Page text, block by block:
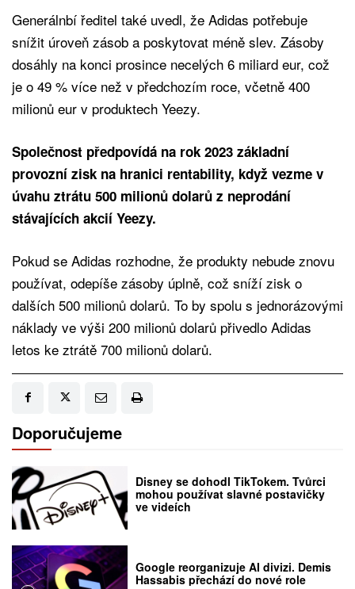
Generálnbí ředitel také uvedl, že Adidas potřebuje
snížit úroveň zásob a poskytovat méně slev. Zásoby
dosáhly na konci prosince necelých 6 miliard eur, což
je o 49 % více než v předchozím roce, včetně 400
milionů eur v produktech Yeezy.
Společnost předpovídá na rok 2023 základní
provozní zisk na hranici rentability, když vezme v
úvahu ztrátu 500 milionů dolarů z neprodání
stávajících akcií Yeezy.
Pokud se Adidas rozhodne, že produkty nebude znovu
používat, odepíše zásoby úplně, což sníží zisk o
dalších 500 milionů dolarů. To by spolu s jednorázovými
náklady ve výši 200 milionů dolarů přivedlo Adidas
letos ke ztrátě 700 milionů dolarů.
Doporučujeme
Disney se dohodl TikTokem. Tvůrci
mohou používat slavné postavičky
ve videích
Google reorganizuje AI divizi. Demis
Hassabis přechází do nové role